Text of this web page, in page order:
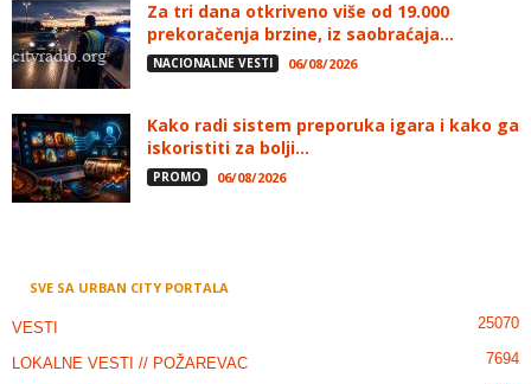
Za tri dana otkriveno više od 19.000
prekoračenja brzine, iz saobraćaja...
NACIONALNE VESTI 06/08/2026
Kako radi sistem preporuka igara i kako ga
iskoristiti za bolji...
PROMO 06/08/2026
SVE SA URBAN CITY PORTALA
VESTI 25070
LOKALNE VESTI // POŽAREVAC 7694